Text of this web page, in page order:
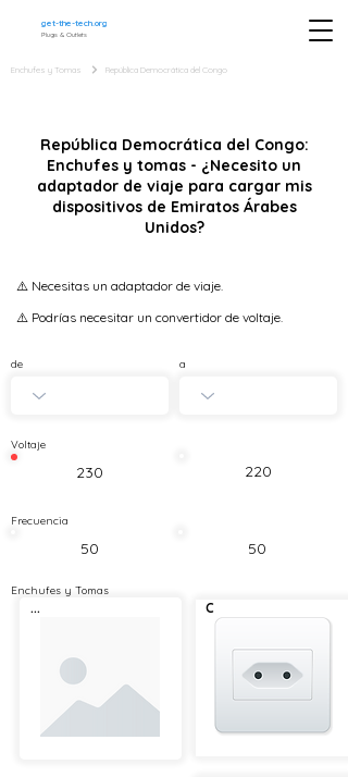
get-the-tech.org
Plugs & Outlets
Enchufes y Tomas República Democrática del Congo
República Democrática del Congo:
Enchufes y tomas - ¿Necesito un
adaptador de viaje para cargar mis
dispositivos de Emiratos Árabes
Unidos?
⚠️ Necesitas un adaptador de viaje.
⚠️ Podrías necesitar un convertidor de voltaje.
de a
Voltaje
230 220
Frecuencia
50 50
Enchufes y Tomas
... C